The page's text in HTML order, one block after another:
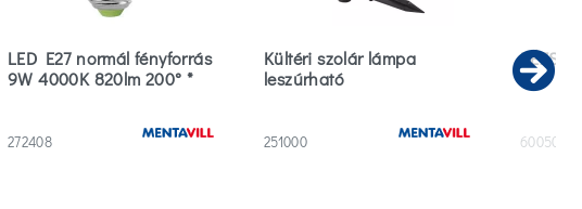
LED E27 normál fényforrás
9W 4000K 820lm 200° *
272408
Kültéri szolár lámpa
leszúrható
251000 600500